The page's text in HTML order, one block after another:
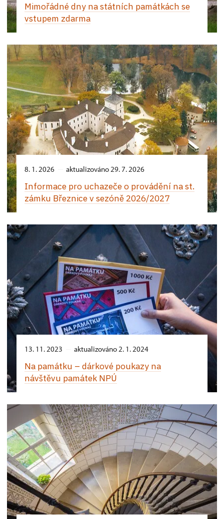
Mimořádné dny na státních památkách se
vstupem zdarma
8. 1. 2026 aktualizováno 29. 7. 2026
Informace pro uchazeče o provádění na st.
zámku Březnice v sezóně 2026/2027
13. 11. 2023 aktualizováno 2. 1. 2024
Na památku –⁠ dárkové poukazy na
návštěvu památek NPÚ